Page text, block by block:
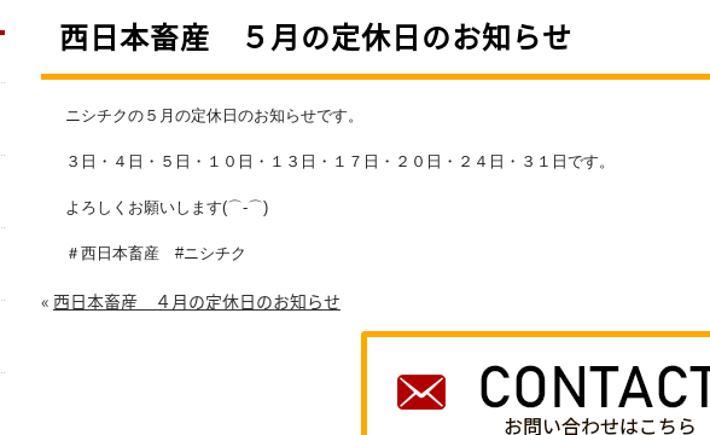
西日本畜産 ５月の定休日のお知らせ
ニシチクの５月の定休日のお知らせです。
３日・４日・５日・１０日・１３日・１７日・２０日・２４日・３１日です。
よろしくお願いします(⌒-⌒)
＃西日本畜産 #ニシチク
« 西日本畜産 ４月の定休日のお知らせ